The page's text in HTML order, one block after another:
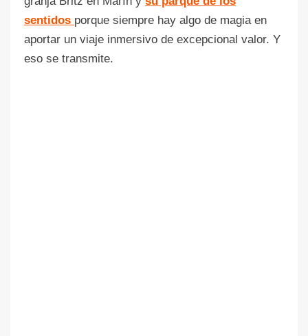
sentidos porque siempre hay algo de magia en
aportar un viaje inmersivo de excepcional valor. Y
eso se transmite.